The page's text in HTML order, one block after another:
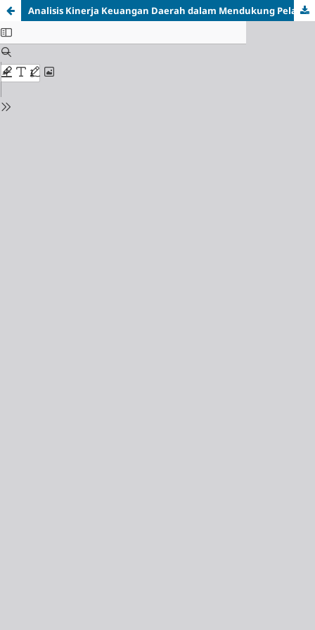
Analisis Kinerja Keuangan Daerah dalam Mendukung Pelaksanaan Otonomi Daerah di Kabupaten-Kota Regional Kalimantan